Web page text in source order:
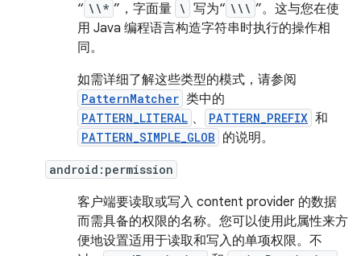
“ \\* ”，字面量 \ 写为“ \\\ ”。这与您在使
用 Java 编程语言构造字符串时执行的操作相
同。
如需详细了解这些类型的模式，请参阅
PatternMatcher 类中的
PATTERN_LITERAL 、 PATTERN_PREFIX 和
PATTERN_SIMPLE_GLOB 的说明。
android:permission
客户端要读取或写入 content provider 的数据
而需具备的权限的名称。您可以使用此属性来方
便地设置适用于读取和写入的单项权限。不